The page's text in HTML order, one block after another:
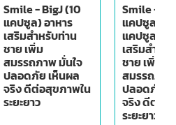
Smile - BigJ (10
แคปซูล) อาหาร
เสริมสำหรับท่าน
ชาย เพิ่ม
สมรรถภาพ มั่นใจ
ปลอดภัย เห็นผล
จริง ดีต่อสุขภาพใน
ระยะยาว
Smile -
แคปซูล +
แคปซูล) อา
เสริมสำหรั
ชาย เพิ่ม
สมรรถภา
ปลอดภัย เ
จริง ดีต่อสุ
ระยะยาว